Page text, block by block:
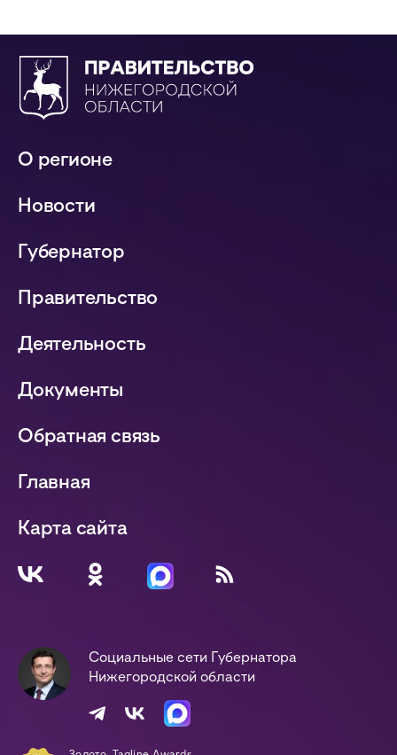
О регионе
Новости
Губернатор
Правительство
Деятельность
Документы
Обратная связь
Главная
Карта сайта
Социальные сети Губернатора
Нижегородской области